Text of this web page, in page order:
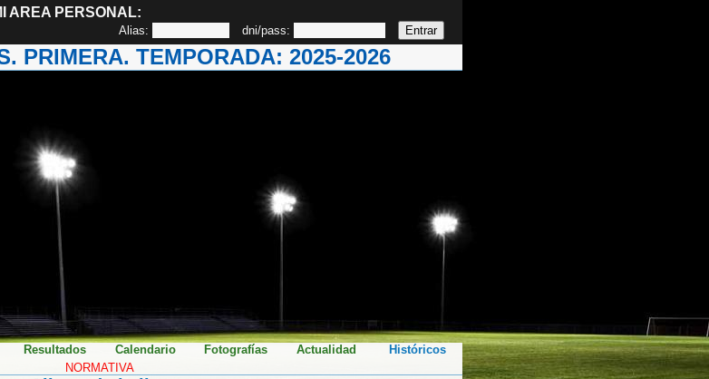
AREA PERSONAL:
Alias: dni/pass:
PRIMERA. TEMPORADA: 2025-2026
Resultados Calendario Fotografías Actualidad
Históricos
NORMATIVA